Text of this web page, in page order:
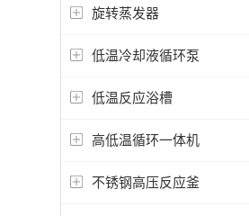
旋转蒸发器
低温冷却液循环泵
低温反应浴槽
高低温循环一体机
不锈钢高压反应釜